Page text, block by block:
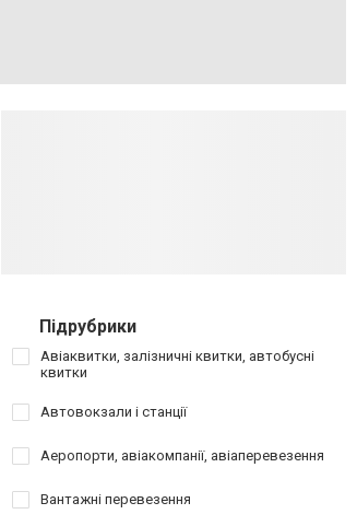
Підрубрики
Авіаквитки, залізничні квитки, автобусні
квитки
Автовокзали і станції
Аеропорти, авіакомпанії, авіаперевезення
Вантажні перевезення